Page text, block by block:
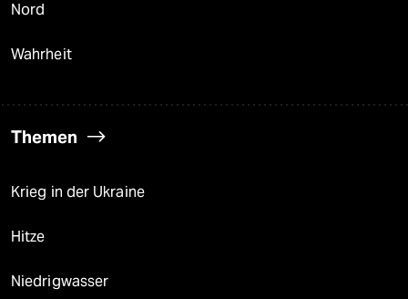
Nord
Wahrheit
Themen
Krieg in der Ukraine
Hitze
Niedrigwasser